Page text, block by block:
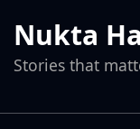
Nukta
Stories that